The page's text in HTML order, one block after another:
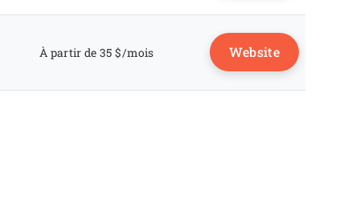
À partir de 35 $/mois Website